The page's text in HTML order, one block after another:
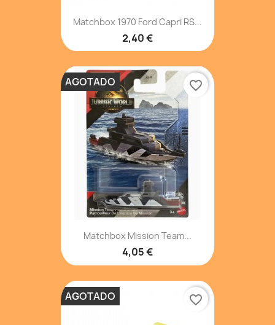
Matchbox 1970 Ford Capri RS...
2,40 €
Matchbox Mission Team...
4,05 €
AGOTADO favorite_border
AGOTADO favorite_border